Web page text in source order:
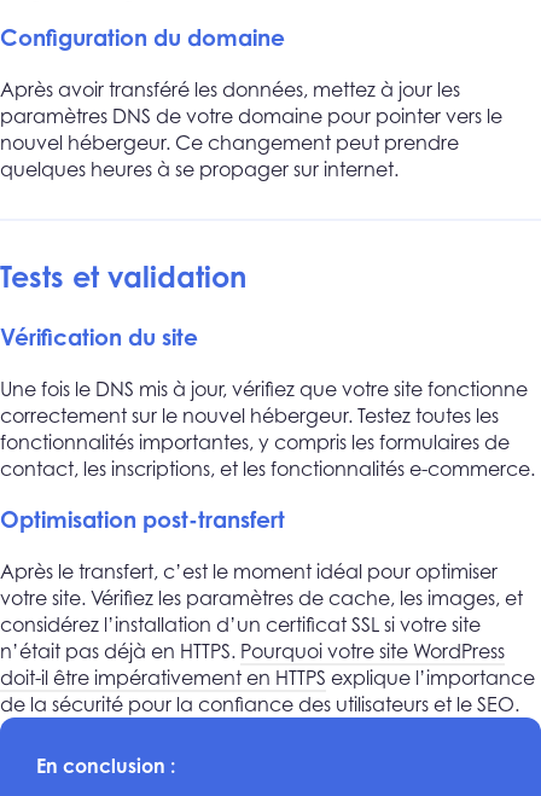
Configuration du domaine
Après avoir transféré les données, mettez à jour les
paramètres DNS de votre domaine pour pointer vers le
nouvel hébergeur. Ce changement peut prendre
quelques heures à se propager sur internet.
Tests et validation
Vérification du site
Une fois le DNS mis à jour, vérifiez que votre site fonctionne
correctement sur le nouvel hébergeur. Testez toutes les
fonctionnalités importantes, y compris les formulaires de
contact, les inscriptions, et les fonctionnalités e-commerce.
Optimisation post-transfert
Après le transfert, c’est le moment idéal pour optimiser
votre site. Vérifiez les paramètres de cache, les images, et
considérez l’installation d’un certificat SSL si votre site
n’était pas déjà en HTTPS. Pourquoi votre site WordPress
doit-il être impérativement en HTTPS explique l’importance
de la sécurité pour la confiance des utilisateurs et le SEO.
En conclusion :